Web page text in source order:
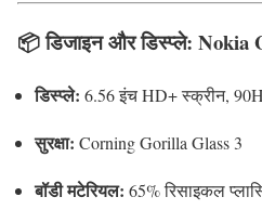
📦डिजाइन और डिस्प्ले: Nokia
डिस्प्ले: 6.56 इंच HD+ स्क्रीन,
सुरक्षा: Corning Gorilla Glass 3
बॉडी मटेरियल: 65% रिसाइकल